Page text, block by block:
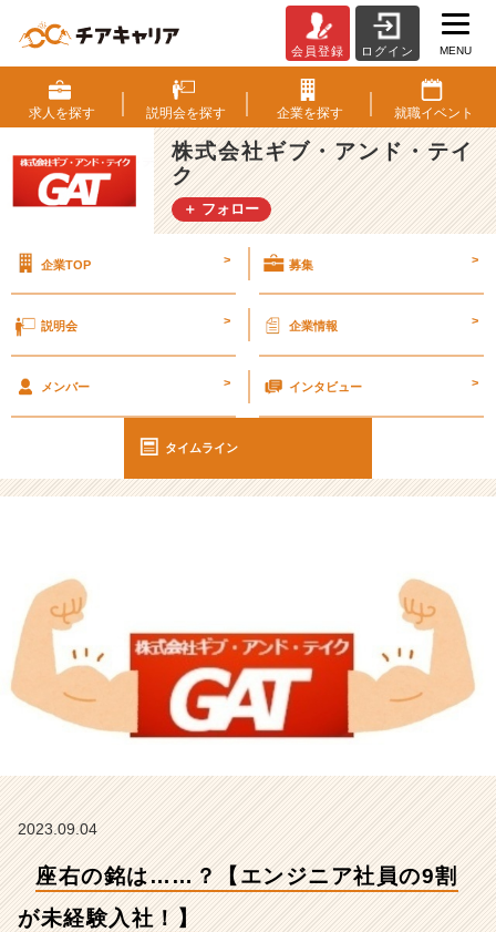
右
の
銘
は……？
【エ
ン
ジ
社
9
経
験
入
ギ
ブ・
ア
ン
ド・
イ
ム
ラ
会員登録 ログイン MENU
求人を探す 説明会を探す 企業を探す 就職イベント
株式会社ギブ・アンド・テイ
ク
＋ フォロー
企業TOP > 募集 >
説明会 > 企業情報 >
メンバー > インタビュー >
タイムライン
2023.09.04
座右の銘は……？【エンジニア社員の9割
が未経験入社！】